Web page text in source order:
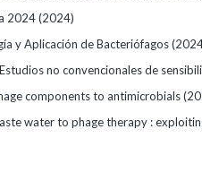
2024(2024)
y Aplicación de Bacteriófagos
no convencionales de
components to antimicrobials
water to phage therapy :